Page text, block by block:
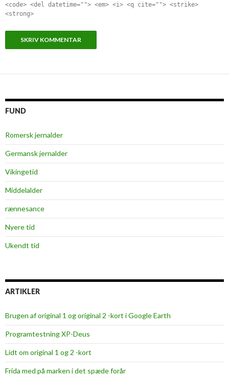
<code> <del datetime=""> <em> <i> <q cite=""> <strike>
<strong>
FUND
Romersk jernalder
Germansk jernalder
Vikingetid
Middelalder
rænnesance
Nyere tid
Ukendt tid
ARTIKLER
Brugen af original 1 og original 2 -kort i Google Earth
Programtestning XP-Deus
Lidt om original 1 og 2 -kort
Frida med på marken i det spæde forår